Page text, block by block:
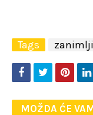
Tags
MOŽDA ĆE